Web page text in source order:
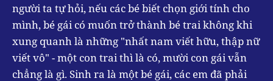
người ta tự hỏi, nếu các bé biết chọn giới tính cho
mình, bé gái có muốn trở thành bé trai không khi
xung quanh là những "nhất nam viết hữu, thập nữ
viết vô" - một con trai thì là có, mười con gái vẫn
chẳng là gì. Sinh ra là một bé gái, các em đã phải